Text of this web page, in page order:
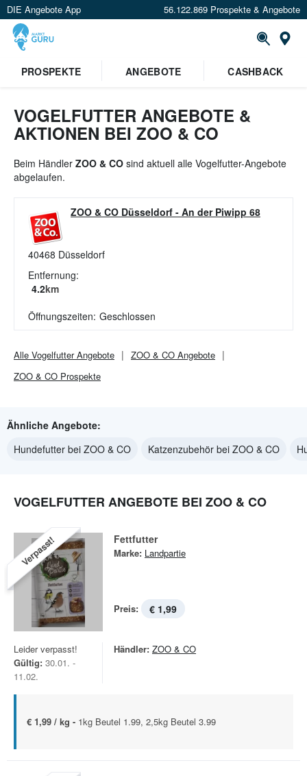
DIE Angebote App 56.122.869 Prospekte & Angebote
Standort festlegen
PROSPEKTE ANGEBOTE CASHBACK
VOGELFUTTER ANGEBOTE &
AKTIONEN BEI ZOO & CO
Beim Händler ZOO & CO sind aktuell alle Vogelfutter-Angebote
abgelaufen.
ZOO & CO Düsseldorf - An der Piwipp 68
40468 Düsseldorf
Entfernung:
4.2km
Öffnungszeiten: Geschlossen
Alle VogelfutterAngebote ZOO & CO Angebote
ZOO & CO Prospekte
Ähnliche Angebote:
Hundefutter bei ZOO & CO
Katzenzubehör bei ZOO & CO
VOGELFUTTER ANGEBOTE BEI ZOO & CO
Verpasst! Fettfutter
Marke: Landpartie
Preis: € 1,99
Leider verpasst!
Gültig: 30.01. -
11.02.
Händler: ZOO & CO
€ 1,99 / kg - 1kg Beutel 1.99, 2,5kg Beutel 3.99